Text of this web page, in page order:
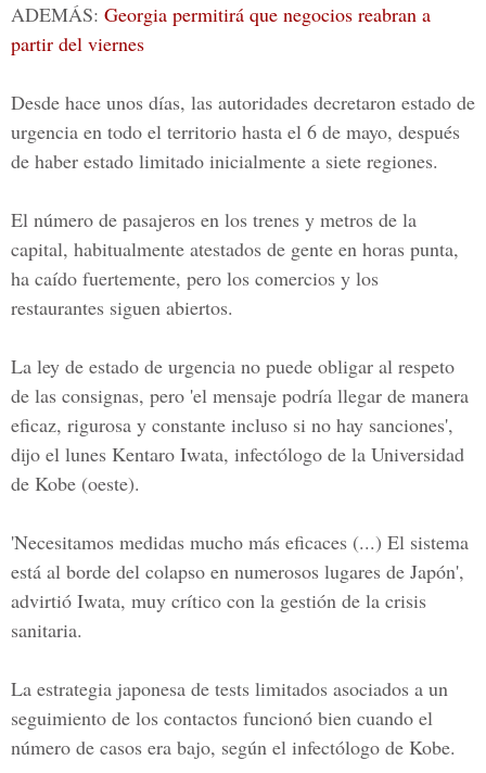
ADEMÁS: Georgia permitirá que negocios reabran a
partir del viernes
Desde hace unos días, las autoridades decretaron estado de
urgencia en todo el territorio hasta el 6 de mayo, después
de haber estado limitado inicialmente a siete regiones.
El número de pasajeros en los trenes y metros de la
capital, habitualmente atestados de gente en horas punta,
ha caído fuertemente, pero los comercios y los
restaurantes siguen abiertos.
La ley de estado de urgencia no puede obligar al respeto
de las consignas, pero 'el mensaje podría llegar de manera
eficaz, rigurosa y constante incluso si no hay sanciones',
dijo el lunes Kentaro Iwata, infectólogo de la Universidad
de Kobe (oeste).
'Necesitamos medidas mucho más eficaces (...) El sistema
está al borde del colapso en numerosos lugares de Japón',
advirtió Iwata, muy crítico con la gestión de la crisis
sanitaria.
La estrategia japonesa de tests limitados asociados a un
seguimiento de los contactos funcionó bien cuando el
número de casos era bajo, según el infectólogo de Kobe.